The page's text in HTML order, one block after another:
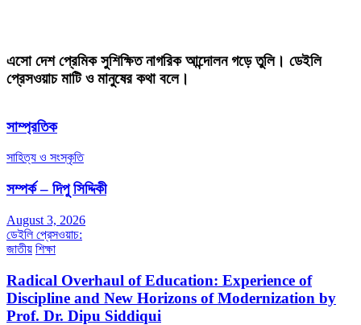
এসো দেশ প্রেমিক সুশিক্ষিত নাগরিক আন্দোলন গড়ে তুলি। ডেইলি
প্রেসওয়াচ মাটি ও মানুষের কথা বলে।
সাম্প্রতিক
সাহিত্য ও সংস্কৃতি
সম্পর্ক – দিপু সিদ্দিকী
August 3, 2026
ডেইলি প্রেসওয়াচ:
জাতীয় শিক্ষা
Radical Overhaul of Education: Experience of
Discipline and New Horizons of Modernization by
Prof. Dr. Dipu Siddiqui